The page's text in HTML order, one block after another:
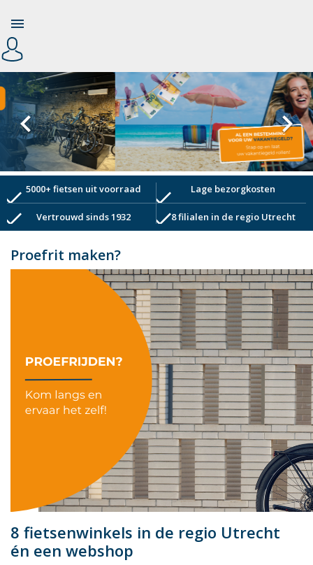

 
check5000+ fietsen uit voorraad check Lage bezorgkosten
check Vertrouwd sinds 1932 check8 filialen in de regio Utrecht
Proefrit maken?
8 fietsenwinkels in de regio Utrecht
én een webshop